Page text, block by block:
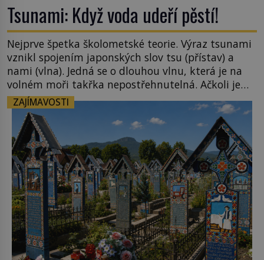
Tsunami: Když voda udeří pěstí!
Nejprve špetka školometské teorie. Výraz tsunami
vznikl spojením japonských slov tsu (přístav) a
nami (vlna). Jedná se o dlouhou vlnu, která je na
volném moři takřka nepostřehnutelná. Ačkoli je
vlnová délka tsunami i 300 kilometrů, výška vlny
na volném moři je maximálně 1,5 metru. Máme se
podobné obří vlny obávat i v Evropě? Vznik
tsunami si […]
ZAJÍMAVOSTI